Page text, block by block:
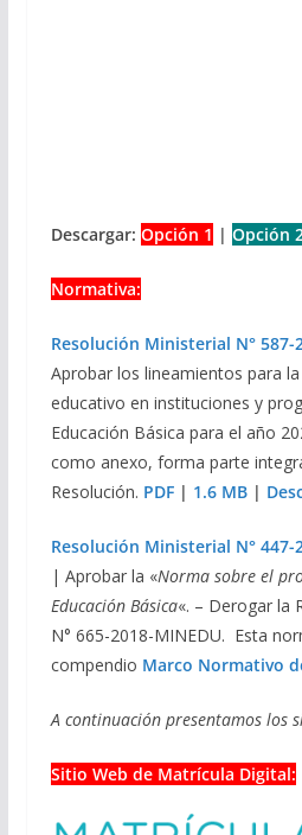
Descargar: Opción 1 | Opción
Normativa:
Resolución Ministerial N° 587-
Aprobar los lineamientos para
educativo en instituciones y
Educación Básica para el año
como anexo, forma parte
Resolución. PDF| 1.6 MB|
Resolución Ministerial N° 447-
| Aprobar la «Norma sobre el
Educación Básica«. – Derogar la
N° 665-2018-MINEDU. Esta
compendio Marco Normativo
A continuación presentamos los
Sitio Web de Matrícula Digital: